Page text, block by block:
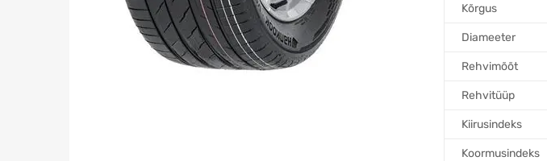
Kõrgus
Diameeter
Rehvimõõt
Rehvitüüp
Kiirusindeks
Koormusindeks